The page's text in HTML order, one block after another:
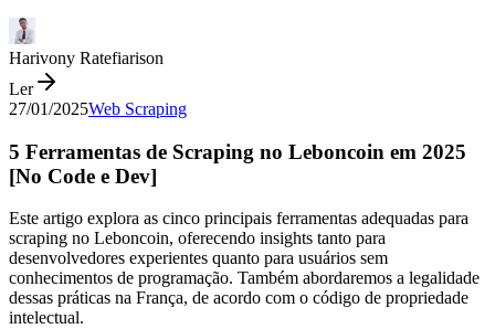
Harivony Ratefiarison
Ler
27/01/2025Web Scraping
5 Ferramentas de Scraping no Leboncoin em 2025
[No Code e Dev]
Este artigo explora as cinco principais ferramentas adequadas para
scraping no Leboncoin, oferecendo insights tanto para
desenvolvedores experientes quanto para usuários sem
conhecimentos de programação. Também abordaremos a legalidade
dessas práticas na França, de acordo com o código de propriedade
intelectual.